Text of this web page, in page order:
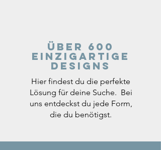
Über 600
einzigartige
Designs
Hier findest du die perfekte
Lösung für deine Suche. Bei
uns entdeckst du jede Form,
die du benötigst.